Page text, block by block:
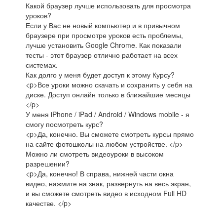
Какой браузер лучше использовать для просмотра
уроков?
Если у Вас не новый компьютер и в привычном
браузере при просмотре уроков есть проблемы,
лучше установить Google Chrome. Как показали
тесты - этот браузер отлично работает на всех
системах.
Как долго у меня будет доступ к этому Курсу?
<p>Все уроки можно скачать и сохранить у себя на
диске. Доступ онлайн только в ближайшие месяцы
</p>
У меня iPhone / iPad / Android / Windows mobile - я
смогу посмотреть курс?
<p>Да, конечно. Вы сможете смотреть курсы прямо
на сайте фотошколы на любом устройстве. </p>
Можно ли смотреть видеоуроки в высоком
разрешении?
<p>Да, конечно! В справа, нижней части окна
видео, нажмите на знак, развернуть на весь экран,
и вы сможете смотреть видео в исходном Full HD
качестве. </p>